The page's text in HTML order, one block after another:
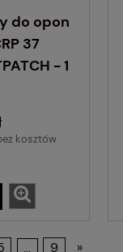
do opon
37
- 1
kosztów
... 9 »